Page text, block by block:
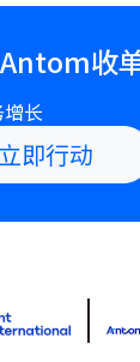
收
长
立即行动